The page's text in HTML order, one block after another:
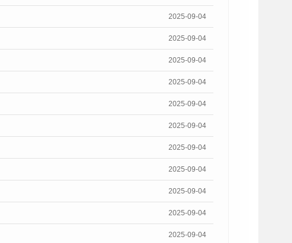
2025-09-04
2025-09-04
2025-09-04
2025-09-04
2025-09-04
2025-09-04
2025-09-04
2025-09-04
2025-09-04
2025-09-04
2025-09-04